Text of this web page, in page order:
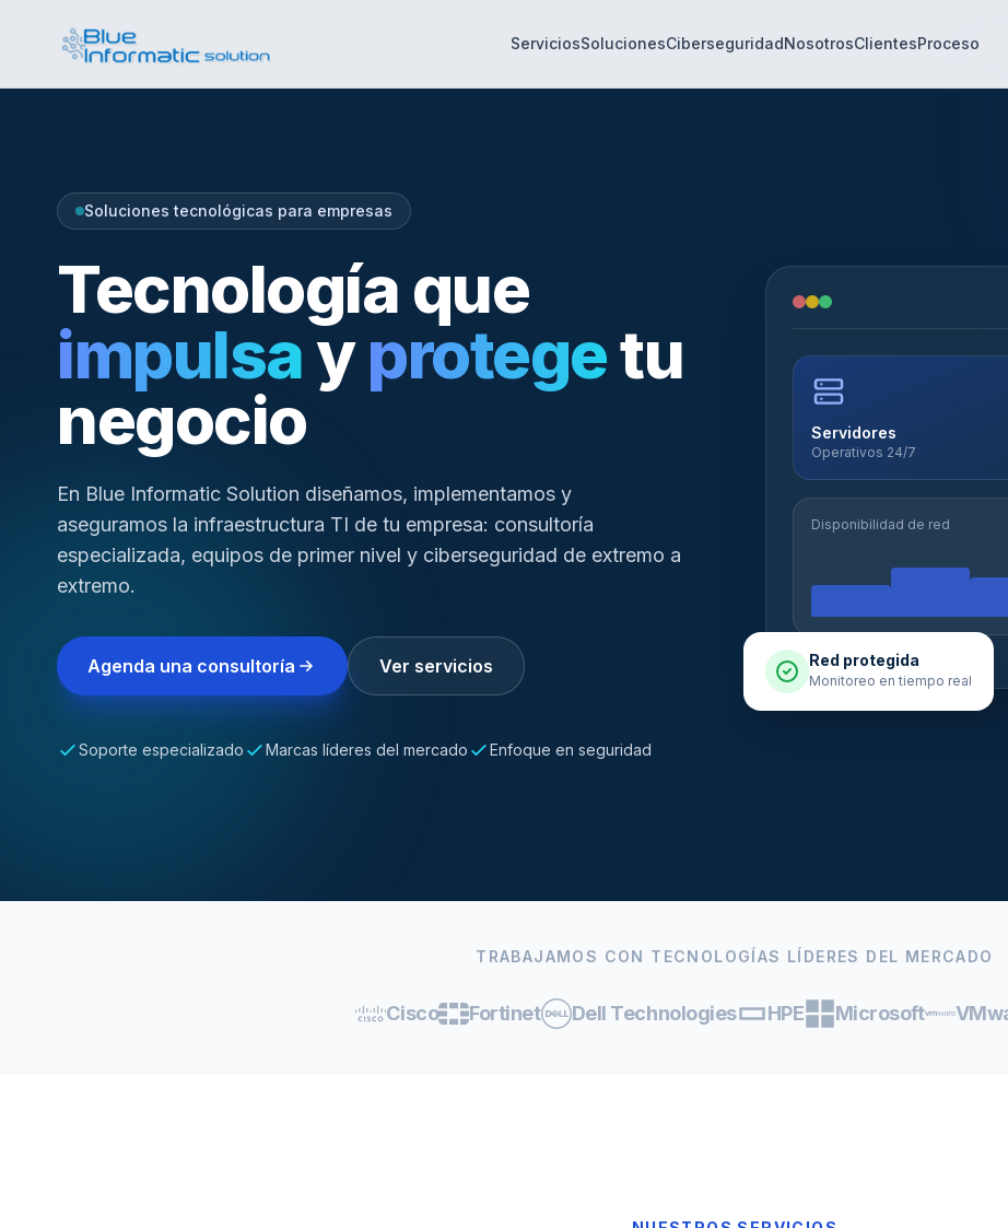
ServiciosSolucionesCiberseguridadNosotrosClientesProceso
Soluciones tecnológicas para empresas
Tecnología que
impulsayprotegetu
negocio
En Blue Informatic Solution diseñamos, implementamos y
aseguramos la infraestructura TI de tu empresa: consultoría
especializada, equipos de primer nivel y ciberseguridad de extremo a
extremo.
Agenda una consultoría Ver servicios
Soporte especializado Marcas líderes del mercado Enfoque en seguridad
Servidores
Operativos 24/7
Disponibilidad de red
Red protegida
Monitoreo en tiempo real
TRABAJAMOS CON TECNOLOGÍAS LÍDERES DEL MERCADO
Cisco Fortinet Dell Technologies HPE Microsoft